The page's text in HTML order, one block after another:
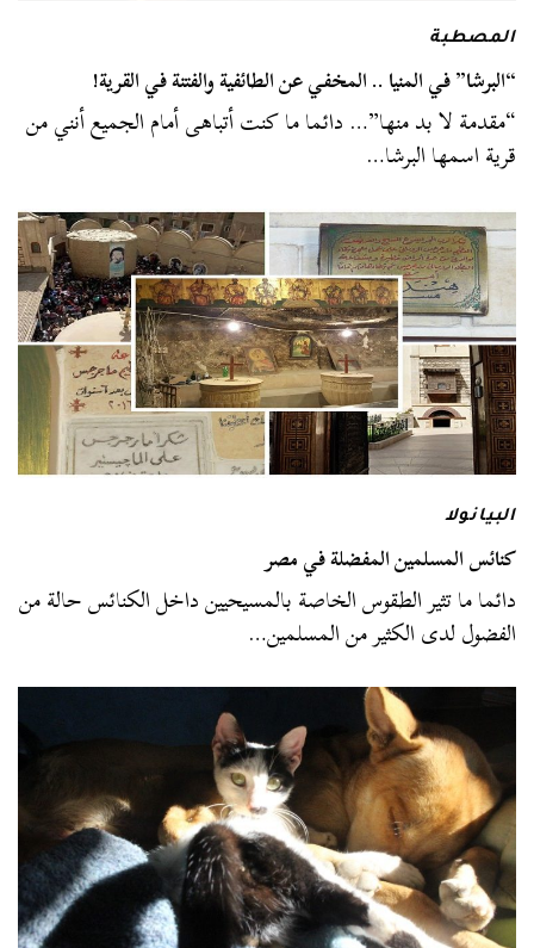
المصطبة
“البرشا” في المنيا .. المخفي عن الطائفية والفتنة في القرية!
“مقدمة لا بد منها”… دائما ما كنت أتباهى أمام الجميع أنني من
قرية اسمها البرشا…
البيانولا
كنائس المسلمين المفضلة في مصر
دائما ما تثير الطقوس الخاصة بالمسيحيين داخل الكنائس حالة من
الفضول لدى الكثير من المسلمين…